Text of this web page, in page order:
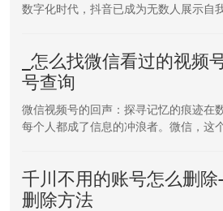
数字化时代，抖音已成为无数人展示自
_怎么找微信看过的视频
号查询
微信视频号的回声：探寻记忆的痕迹在
每个人都成了信息的冲浪者。微信，这
千川不用的账号怎么删
删除方法